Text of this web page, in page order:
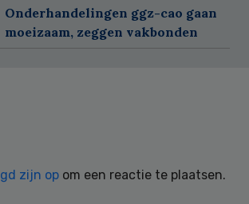
Onderhandelingen ggz-cao gaan
moeizaam, zeggen vakbonden
zijn op om een reactie te plaatsen.